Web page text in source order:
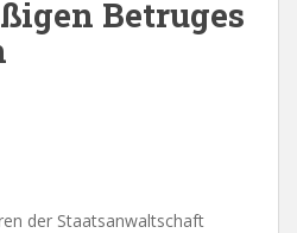
Betruges
der Staatsanwaltschaft